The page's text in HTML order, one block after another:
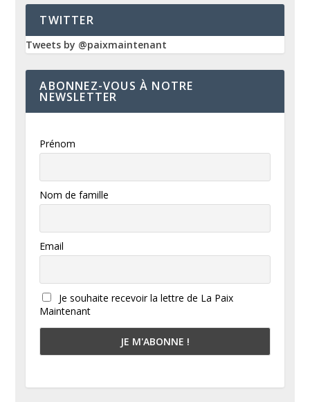
TWITTER
Tweets by @paixmaintenant
ABONNEZ-VOUS À NOTRE
NEWSLETTER
Prénom
Nom de famille
Email
Je souhaite recevoir la lettre de La Paix
Maintenant